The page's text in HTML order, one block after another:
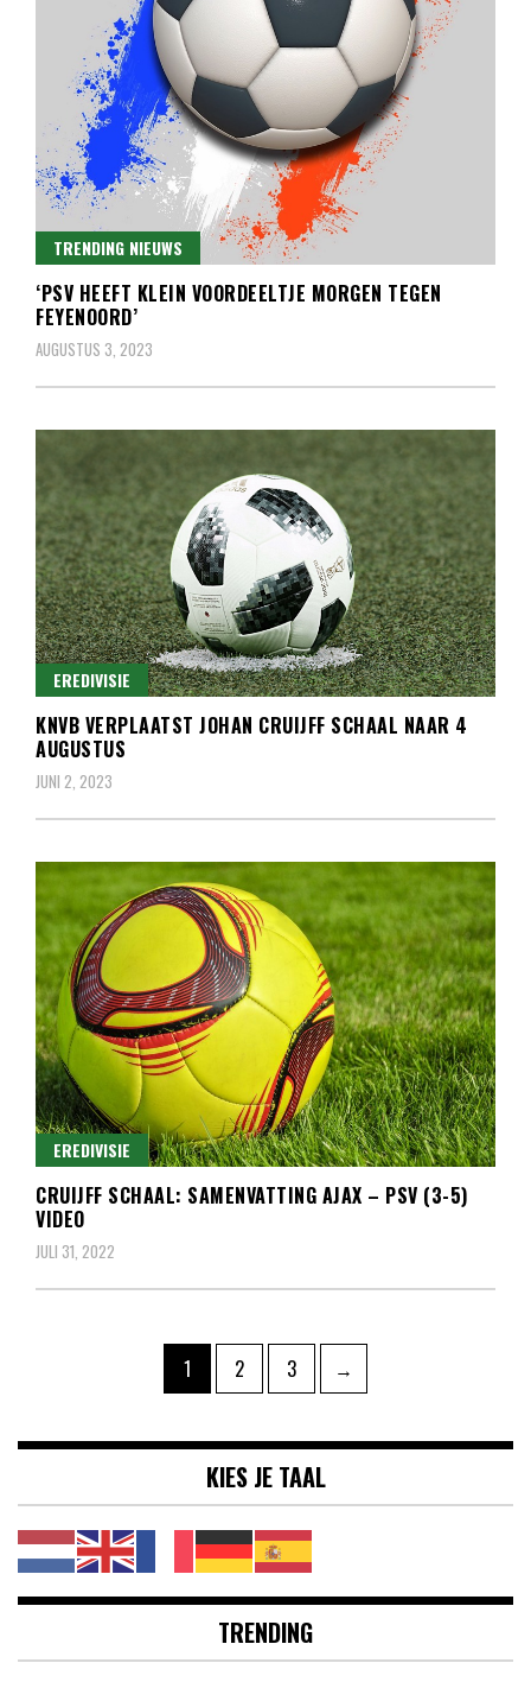
TRENDING NIEUWS
‘PSV HEEFT KLEIN VOORDEELTJE MORGEN TEGEN
FEYENOORD’
AUGUSTUS 3, 2023
EREDIVISIE
KNVB VERPLAATST JOHAN CRUIJFF SCHAAL NAAR 4
AUGUSTUS
JUNI 2, 2023
EREDIVISIE
CRUIJFF SCHAAL: SAMENVATTING AJAX – PSV (3-5)
VIDEO
JULI 31, 2022
Pagina
1 Pagina
2 Pagina
3 →
KIES JE TAAL
TRENDING